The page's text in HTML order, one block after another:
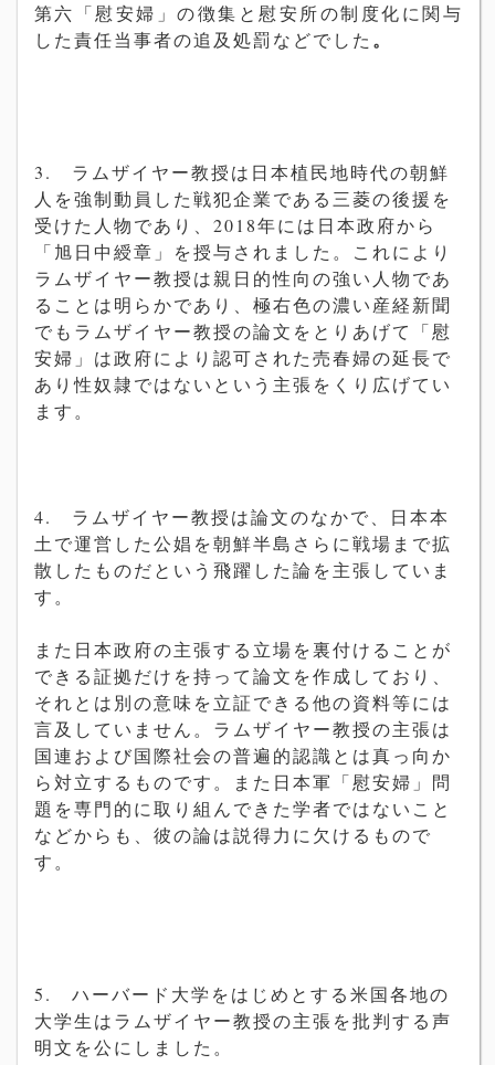
第六「慰安婦」の徴集と慰安所の制度化に関与
した責任当事者の追及 処罰などでした 。
3. ラムザイヤー教授は日本植民地時代の朝鮮
人を強制動員した戦犯企業である三菱の後援を
受けた人物であり、 2018年には日本政府から
「旭日中綬章」を授与されました。これにより
ラムザイヤー教授は親日的性向の強い人物であ
ることは明らかであり、 極右色の濃い産経新聞
でもラムザイヤー教授の論文をとりあげて「慰
安婦」は政府により認可された売春婦の延長で
あり性奴隷ではないという主張をくり 広げてい
ます。
4. ラムザイヤー教授は論文のなかで、日本本
土で運営 した公娼を朝鮮半島さらに戦場まで拡
散したものだという飛躍した論を主張してい ま
す。
また日本政府の主張する立場を裏付けることが
できる証拠だけを持って論文を作成しており、
それとは別の意味を立証できる他の資料等には
言及していません。 ラムザイヤー教授の主張は
国連および国際社会の普遍的認識とは真っ向か
ら対立するものです。また 日本軍「慰安婦」 問
題を専門的に取り組んできた学者ではないこと
などからも、 彼の論は説得力に欠けるもので
す。
5. ハーバー ド大学 をはじめとする米国各地の
大学生はラムザイヤー教授の主張を批判する声
明文を公にしました。